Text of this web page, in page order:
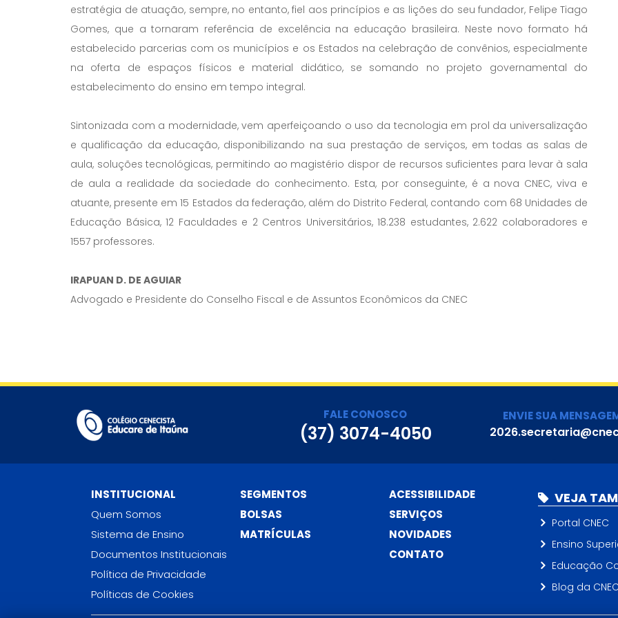
estratégia de atuação, sempre, no entanto, fiel aos princípios e as lições do seu fundador, Felipe Tiago
Gomes, que a tornaram referência de excelência na educação brasileira. Neste novo formato há
estabelecido parcerias com os municípios e os Estados na celebração de convênios, especialmente
na oferta de espaços físicos e material didático, se somando no projeto governamental do
estabelecimento do ensino em tempo integral.
Sintonizada com a modernidade, vem aperfeiçoando o uso da tecnologia em prol da universalização
e qualificação da educação, disponibilizando na sua prestação de serviços, em todas as salas de
aula, soluções tecnológicas, permitindo ao magistério dispor de recursos suficientes para levar à sala
de aula a realidade da sociedade do conhecimento. Esta, por conseguinte, é a nova CNEC, viva e
atuante, presente em 15 Estados da federação, além do Distrito Federal, contando com 68 Unidades de
Educação Básica, 12 Faculdades e 2 Centros Universitários, 18.238 estudantes, 2.622 colaboradores e
1557 professores.
IRAPUAN D. DE AGUIAR
Advogado e Presidente do Conselho Fiscal e de Assuntos Econômicos da CNEC
FALE CONOSCO
(37) 3074-4050
ENVIE SUA
INSTITUCIONAL
Quem Somos
Sistema de Ensino
Documentos Institucionais
Política de Privacidade
Políticas de Cookies
SEGMENTOS
BOLSAS
MATRÍCULAS
ACESSIBILIDADE
SERVIÇOS
NOVIDADES
CONTATO
VEJA
Portal CNEC
Ensino
Educação
Blog da CNEC